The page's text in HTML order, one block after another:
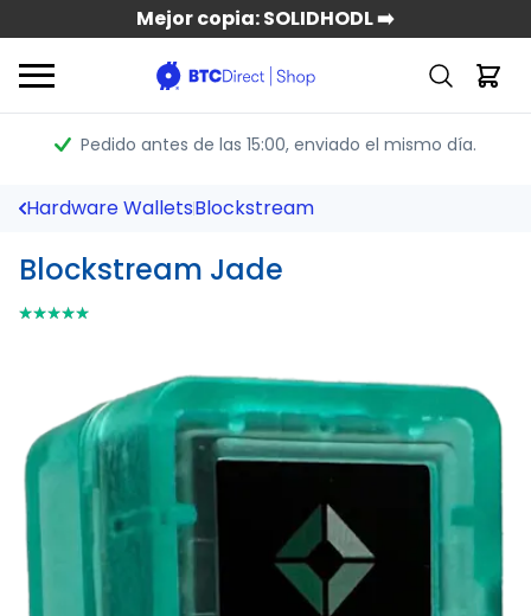
Mejor copia: SOLIDHODL ➡️
Pedido antes de las 15:00, enviado el mismo día.
Hardware WalletsBlockstream
Blockstream Jade
⭑⭑⭑⭑⭑
⭑⭑⭑⭑⭑